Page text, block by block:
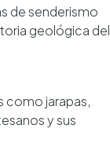
de senderismo
geológica del
como jarapas,
y sus